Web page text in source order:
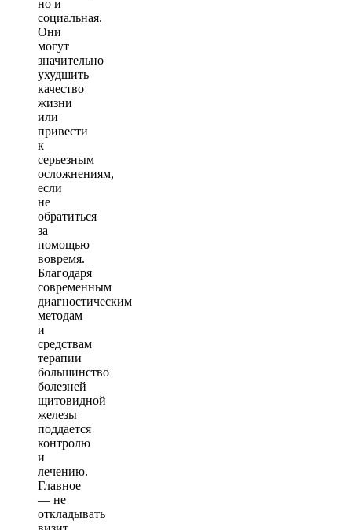
но и
социальная.
Они
могут
значительно
ухудшить
качество
жизни
или
привести
к
серьезным
осложнениям,
если
не
обратиться
за
помощью
вовремя.
Благодаря
современным
диагностическим
методам
и
средствам
терапии
большинство
болезней
щитовидной
железы
поддается
контролю
и
лечению.
Главное
— не
откладывать